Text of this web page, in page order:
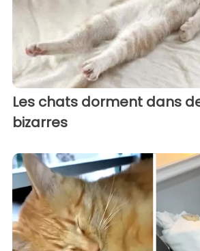
Les chats dorment dans
bizarres